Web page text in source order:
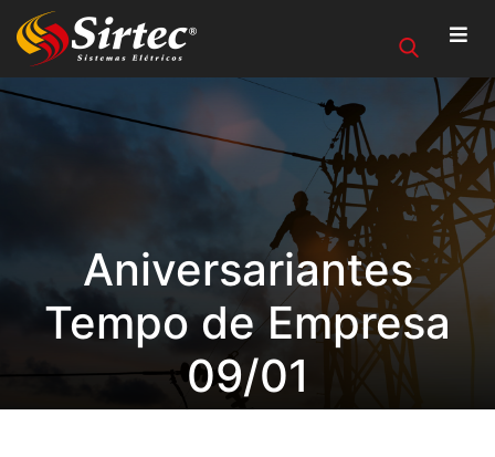
Aniversariantes
Tempo de Empresa
09/01